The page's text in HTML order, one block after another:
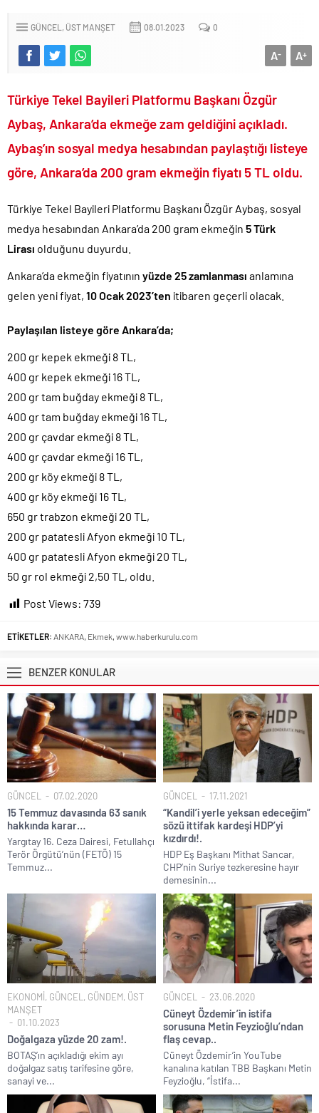
Başkanın skandal yazışmaları!.
6.37 TL’lik indirimini ÖTV kazığı ile iptal edip 1 liraya düşürdüler!.
paşa emekliye sevk edildi!.
Türkiye’nin ilk kadın hava kuvvetleri paşası hayırlı olsun..
vermeye başladı!.
Brent petrol çakıldı!.
görevden uzaklaştırıldı!.
İngilizler 12. adamları Özgür Özel’i hazırlama telâşına düştü!.
Uğur Mumcu dosyası 33 yıl sonra yeniden açılıyor..
açıklaması..
Denize döktüğümüz(!) Yunanların ekonomisini şaha kaldırdık!.
TÜİK sipariş enflasyon oranlarını açıkladı!.
TÜİK kira zam oranını yüzde 31 olarak açıkladı..
Etimesgut Belediye Başkanı Erdal Beşikçioğlu hakkında
tutuklama talebi..
Donald Trump’ın İran saldırılarını durdurma kararını Netanyahu da
GÜNCEL ÜST MANŞET 08.01.2023 0
A+
A-
Türkiye Tekel Bayileri Platformu Başkanı Özgür
Aybaş, Ankara’da ekmeğe zam geldiğini açıkladı.
Aybaş’ın sosyal medya hesabından paylaştığı listeye
göre, Ankara’da 200 gram ekmeğin fiyatı 5 TL oldu.
Türkiye Tekel Bayileri Platformu Başkanı Özgür Aybaş, sosyal
medya hesabından Ankara’da 200 gram ekmeğin 5 Türk
Lirası olduğunu duyurdu.
Ankara’da ekmeğin fiyatının yüzde 25 zamlanması anlamına
gelen yeni fiyat, 10 Ocak 2023’ten itibaren geçerli olacak.
Paylaşılan listeye göre Ankara’da;
200 gr kepek ekmeği 8 TL,
400 gr kepek ekmeği 16 TL,
200 gr tam buğday ekmeği 8 TL,
400 gr tam buğday ekmeği 16 TL,
200 gr çavdar ekmeği 8 TL,
400 gr çavdar ekmeği 16 TL,
200 gr köy ekmeği 8 TL,
400 gr köy ekmeği 16 TL,
650 gr trabzon ekmeği 20 TL,
200 gr patatesli Afyon ekmeği 10 TL,
400 gr patatesli Afyon ekmeği 20 TL,
50 gr rol ekmeği 2,50 TL, oldu.
Post Views: 739
ETİKETLER: ANKARA Ekmek www.haberkurulu.com
BENZER KONULAR
GÜNCEL 07.02.2020
15 Temmuz davasında 63 sanık
hakkında karar…
Yargıtay 16. Ceza Dairesi, Fetullahçı
Terör Örgütü’nün (FETÖ) 15
Temmuz...
GÜNCEL 17.11.2021
“Kandil’i yerle yeksan edeceğim”
sözü ittifak kardeşi HDP’yi
kızdırdı!.
HDP Eş Başkanı Mithat Sancar,
CHP’nin Suriye tezkeresine hayır
demesinin...
EKONOMİ, GÜNCEL , GÜNDEM, ÜST
MANŞET
01.10.2023
Doğalgaza yüzde 20 zam!.
BOTAŞ’ın açıkladığı ekim ayı
doğalgaz satış tarifesine göre,
sanayi ve...
GÜNCEL 23.06.2020
Cüneyt Özdemir’in istifa
sorusuna Metin Feyzioğlu’ndan
flaş cevap..
Cüneyt Özdemir’in YouTube
kanalına katılan TBB Başkanı Metin
Feyzioğlu, “İstifa...